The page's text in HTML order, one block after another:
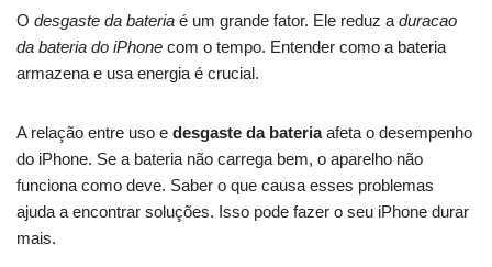
O desgaste da bateria é um grande fator. Ele reduz a duracao
da bateria do iPhone com o tempo. Entender como a bateria
armazena e usa energia é crucial.
A relação entre uso e desgaste da bateriaafeta o desempenho
do iPhone. Se a bateria não carrega bem, o aparelho não
funciona como deve. Saber o que causa esses problemas
ajuda a encontrar soluções. Isso pode fazer o seu iPhone durar
mais.